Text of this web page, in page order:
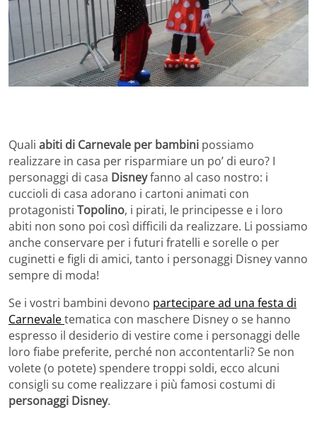
Quali abiti di Carnevale per bambini possiamo
realizzare in casa per risparmiare un po’ di euro? I
personaggi di casa Disneyfanno al caso nostro: i
cuccioli di casa adorano i cartoni animati con
protagonisti Topolino, i pirati, le principesse e i loro
abiti non sono poi così difficili da realizzare. Li possiamo
anche conservare per i futuri fratelli e sorelle o per
cuginetti e figli di amici, tanto i personaggi Disney vanno
sempre di moda!
Se i vostri bambini devono partecipare ad una festa di
Carnevaletematica con maschere Disney o se hanno
espresso il desiderio di vestire come i personaggi delle
loro fiabe preferite, perché non accontentarli? Se non
volete (o potete) spendere troppi soldi, ecco alcuni
consigli su come realizzare i più famosi costumi di
personaggi Disney.